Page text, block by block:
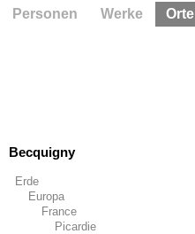
Becquigny
Erde
Europa
France
Picardie
Personen Werke Orte